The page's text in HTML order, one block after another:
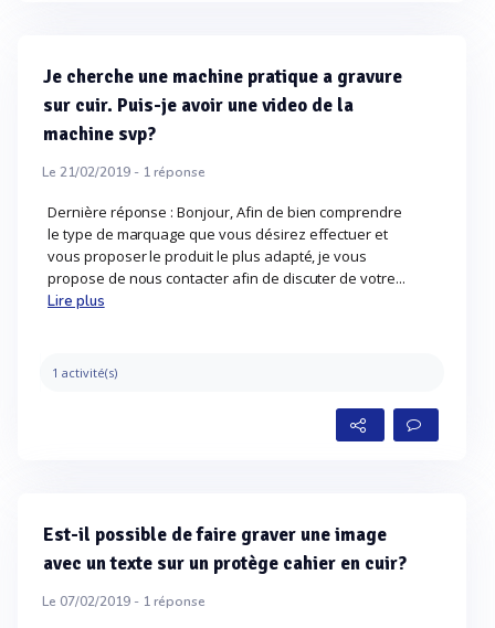
Je cherche une machine pratique a gravure
sur cuir. Puis-je avoir une video de la
machine svp?
Le 21/02/2019 - 1réponse
Dernière réponse : Bonjour, Afin de bien comprendre
le type de marquage que vous désirez effectuer et
vous proposer le produit le plus adapté, je vous
propose de nous contacter afin de discuter de votre...
Lire plus
1 activité(s)
Est-il possible de faire graver une image
avec un texte sur un protège cahier en cuir?
Le 07/02/2019 - 1réponse